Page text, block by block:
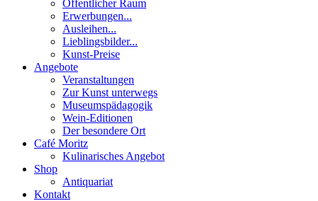
Öffentlicher Raum
Erwerbungen...
Ausleihen...
Lieblingsbilder...
Kunst-Preise
Angebote
Veranstaltungen
Zur Kunst unterwegs
Museumspädagogik
Wein-Editionen
Der besondere Ort
Café Moritz
Kulinarisches Angebot
Shop
Antiquariat
Kontakt